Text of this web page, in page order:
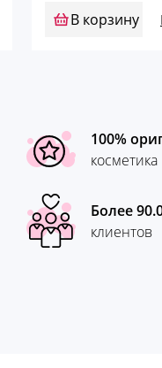
В корзину
100%
косметика
Более
клиентов